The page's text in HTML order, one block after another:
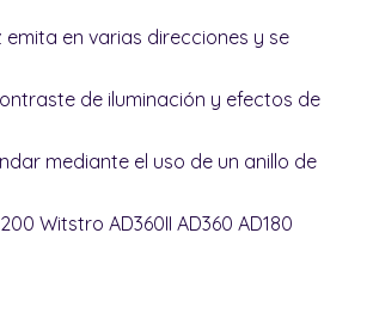
en varias direcciones y se
de iluminación y efectos de
mediante el uso de un anillo de
Witstro AD360II AD360 AD180